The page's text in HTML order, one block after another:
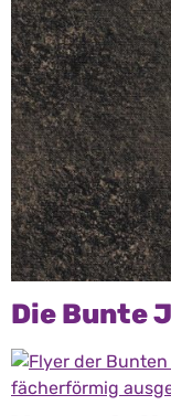
Die Bunte